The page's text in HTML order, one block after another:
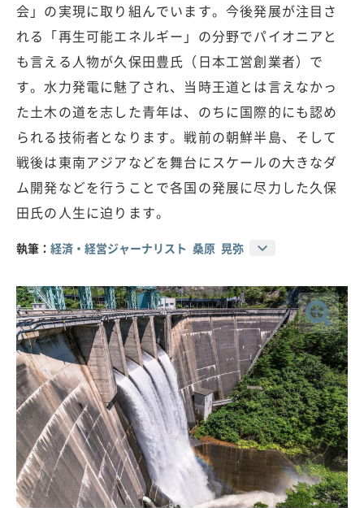
会」の実現に取り組んでいます。今後発展が注目さ
れる「再生可能エネルギー」の分野でパイオニアと
も言える人物が久保田豊氏（日本工営創業者）で
す。水力発電に魅了され、当時王道とは言えなかっ
た土木の道を志した青年は、のちに国際的にも認め
られる技術者となります。戦前の朝鮮半島、そして
戦後は東南アジアなどを舞台にスケールの大きなダ
ム開発などを行うことで各国の発展に尽力した久保
田氏の人生に迫ります。
執筆： 経済・経営ジャーナリスト 桑原 晃弥